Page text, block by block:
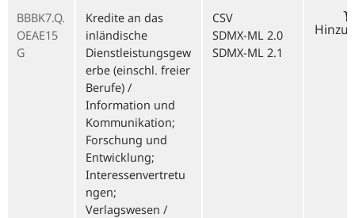
BBBK7.Q.
OEAE15
G
Kredite an das
inländische
Dienstleistungsgew
erbe (einschl. freier
Berufe) /
Information und
Kommunikation;
Forschung und
Entwicklung;
Interessenvertretu
ngen;
Verlagswesen /
CSV
SDMX-ML 2.0
SDMX-ML 2.1